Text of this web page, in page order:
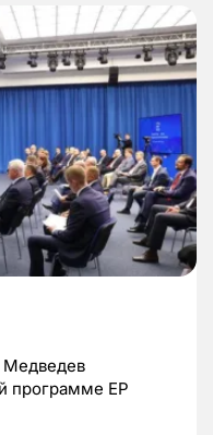
программе ЕР